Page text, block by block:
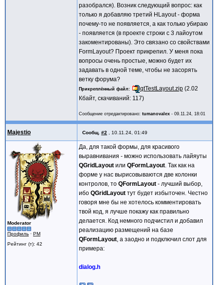
разобрался). Возник следующий вопрос: как
только я добавляю третий HLayout - форма
почему-то не появляется, а как только убираю
- появляется (в проекте строки с 3 лайоутом
закоментированы). Это связано со свойствами
FormLayout? Проект прикрепил. У меня пока
вопросы очень простые, можно будет их
задавать в одной теме, чтобы не засорять
ветку форума?
Прикреплённый файл qtTestLayout.zip(2.02
Кбайт, скачиваний: 117)
Сообщение отредактировано: tumanovalex - 09.11.24, 18:01
Majestio Сообщ. #2 10.11.24, 01:49
Moderator
Профиль · PM
Рейтинг (т): 42
Да, для такой формы, для красивого
выравнивания - можно использовать лайяуты
QGridLayout или QFormLayout . Так как на
форме у нас вырисовываются две колонки
контролов, то QFormLayout - лучший выбор,
ибо QGridLayout тут будет избыточен. Честно
говоря мне бы не хотелось комментировать
твой код, я лучше покажу как правильно
делается. Код немного подчистил и добавил
реализацию размещений на базе
QFormLayout , а заодно и подключил слот для
примера:
dialog.h